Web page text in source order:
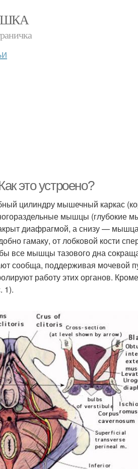
это устроено?
цилиндру мышечный каркас
мышцы (глубокие
диафрагмой, а снизу —
гамаку, от лобковой кости
все мышцы тазового дна
сообща, поддерживая мочевой
работу этих органов.
1).